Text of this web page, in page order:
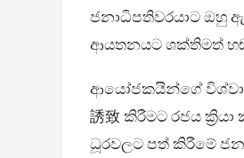
ජනාධිපතිවරයාට ඔහු
ආයතනයට ශක්තිමත්
ආයෝජකයින්ගේ
誘致 කිරීමට රජය
ධූරවලට පත් කිරීමේ